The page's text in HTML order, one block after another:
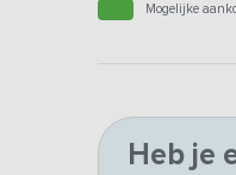
Mogelijke
Heb je